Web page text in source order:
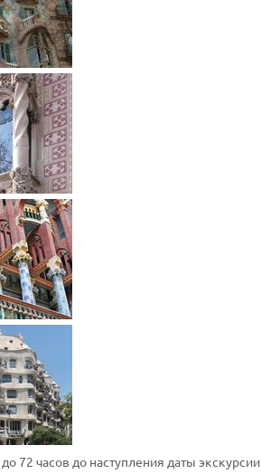
72 часов до наступления даты экскурсии